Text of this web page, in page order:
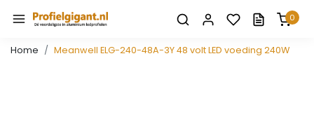
0
Home Meanwell ELG-240-48A-3Y 48 volt LED voeding 240W